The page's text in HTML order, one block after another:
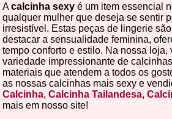
Acalcinha sexy é um item essencial
qualquer mulher que deseja se sentir
irresistível. Estas peças de lingerie
destacar a sensualidade feminina,
tempo conforto e estilo. Na nossa loja,
variedade impressionante de
materiais que atendem a todos os
as nossas calcinhas mais sexy e
Calcinha, Calcinha Tailandesa,
mais em nosso site!